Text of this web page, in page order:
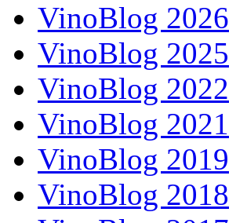
VinoBlog 2026
VinoBlog 2025
VinoBlog 2022
VinoBlog 2021
VinoBlog 2019
VinoBlog 2018